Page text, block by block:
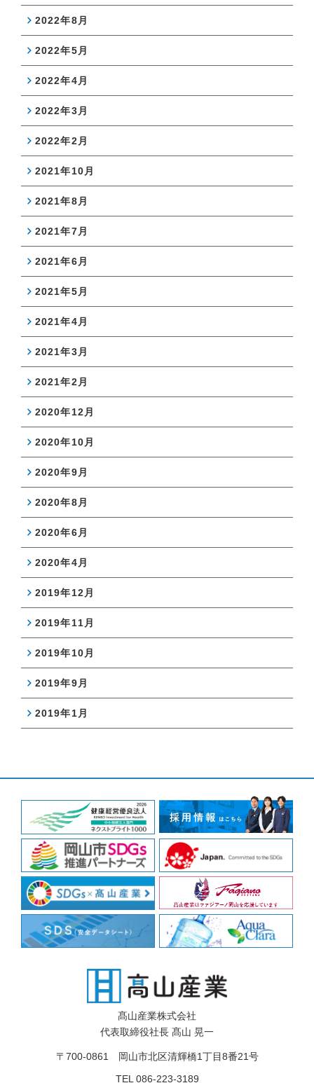
2022年8月
2022年5月
2022年4月
2022年3月
2022年2月
2021年10月
2021年8月
2021年7月
2021年6月
2021年5月
2021年4月
2021年3月
2021年2月
2020年12月
2020年10月
2020年9月
2020年8月
2020年6月
2020年4月
2019年12月
2019年11月
2019年10月
2019年9月
2019年1月
髙山産業株式会社
代表取締役社長 髙山 晃一
〒700-0861 岡山市北区清輝橋1丁目8番21号
TEL 086-223-3189